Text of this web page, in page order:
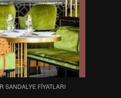
SANDALYE FIYATLARI